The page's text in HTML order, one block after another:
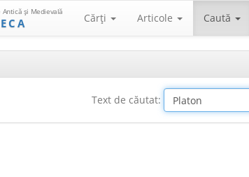
şi Medievală Cărţi Articole Caută
Text de căutat: